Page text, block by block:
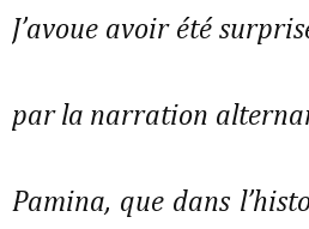
J’avoue avoir été
par la narration
Pamina, que dans